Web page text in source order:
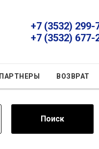
+7 (3532) 299-
+7 (3532) 677-
ПАРТНЕРЫ ВОЗВРАТ
Поиск